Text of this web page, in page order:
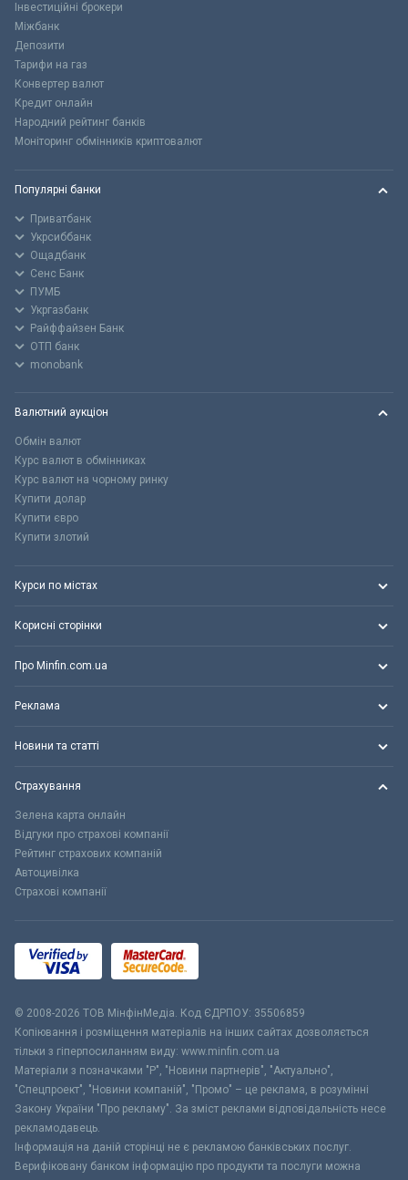
Інвестиційні брокери
Міжбанк
Депозити
Тарифи на газ
Конвертер валют
Кредит онлайн
Народний рейтинг банків
Моніторинг обмінників криптовалют
Популярні банки
Приватбанк
Укрсиббанк
Ощадбанк
Сенс Банк
ПУМБ
Укргазбанк
Райффайзен Банк
ОТП банк
monobank
Валютний аукціон
Обмін валют
Курс валют в обмінниках
Курс валют на чорному ринку
Купити долар
Купити євро
Купити злотий
Курси по містах
Корисні сторінки
Про Minfin.com.ua
Реклама
Новини та статті
Страхування
Зелена карта онлайн
Відгуки про страхові компанії
Рейтинг страхових компаній
Автоцивілка
Страхові компанії
© 2008-2026 ТОВ МiнфiнМедiа. Код ЄДРПОУ: 35506859
Копіювання і розміщення матеріалів на інших сайтах дозволяється
тільки з гіперпосиланням виду: www.minfin.com.ua
Матеріали з позначками "Р", "Новини партнерів", "Актуально",
"Спецпроект", "Новини компаній", "Промо" – це реклама, в розумінні
Закону України "Про рекламу". За зміст реклами відповідальність несе
рекламодавець.
Інформація на даній сторінці не є рекламою банківських послуг.
Верифіковану банком інформацію про продукти та послуги можна